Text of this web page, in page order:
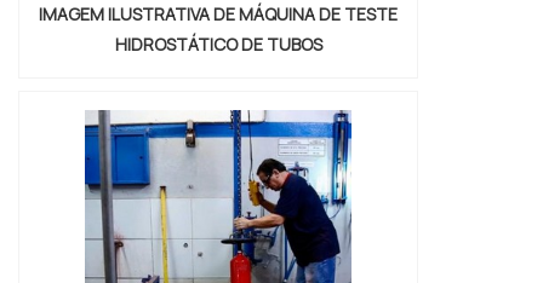
IMAGEM ILUSTRATIVA DE MÁQUINA DE TESTE
HIDROSTÁTICO DE TUBOS